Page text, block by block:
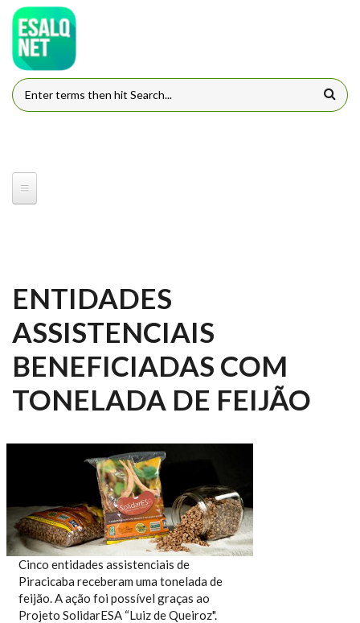
Pular para o conteúdo principal
FORMULÁRIO DE BUSCA
ENTIDADES
ASSISTENCIAIS
BENEFICIADAS COM
TONELADA DE FEIJÃO
Cinco entidades assistenciais de
Piracicaba receberam uma tonelada de
feijão. A ação foi possível graças ao
Projeto SolidarESA “Luiz de Queiroz".